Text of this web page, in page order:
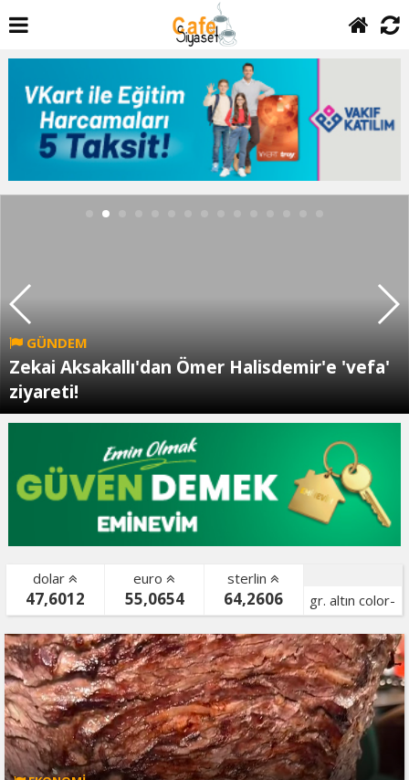
SİYASET
Özgür Özel ; Kendinizi gizleyin, bizden işaret
bekleyin
dolar
47,6012
euro
55,0654
sterlin
64,2606
gr. altın color-
bist color-